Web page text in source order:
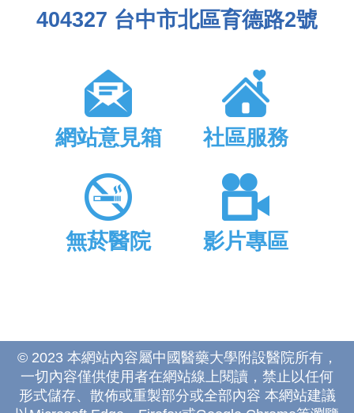
404327 台中市北區育德路2號
網站意見箱 社區服務
無菸醫院 影片專區
© 2023 本網站內容屬中國醫藥大學附設醫院所有，
一切內容僅供使用者在網站線上閱讀，禁止以任何
形式儲存、散佈或重製部分或全部內容 本網站建議